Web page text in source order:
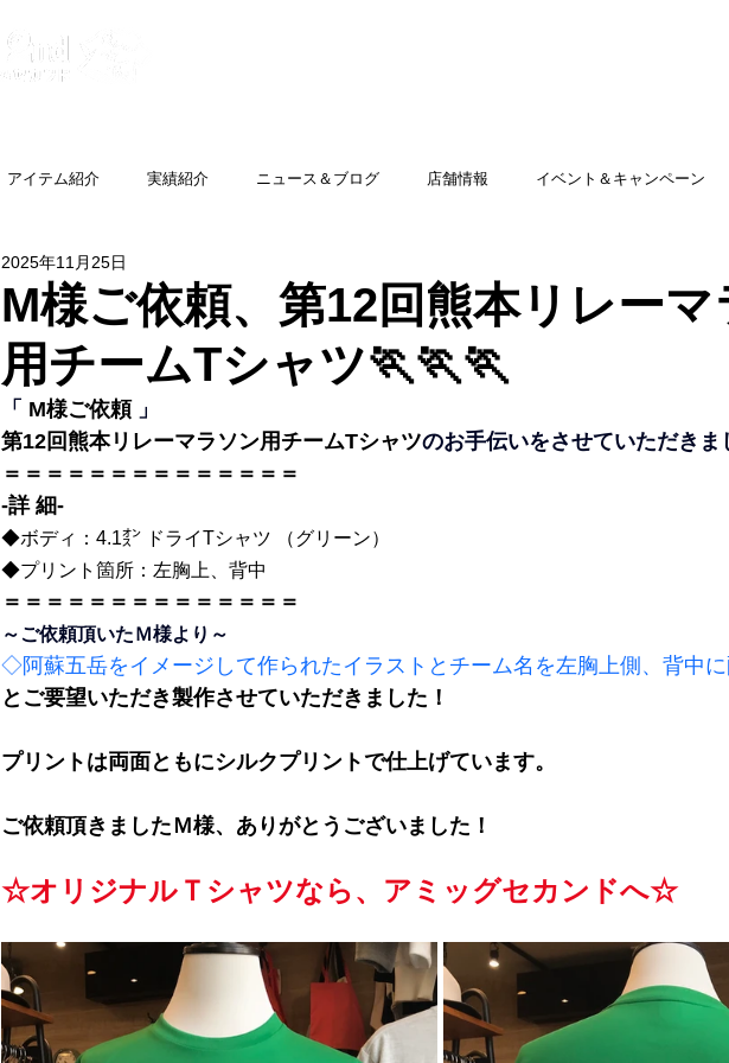
アイテム紹介 実績紹介 ニュース＆ブログ 店舗情報 イベント＆キャンペーン
M様ご依頼、第12回熊本リレー
用チームTシャツ🏃🏃🏃
2025年11月25日
「 M様ご依頼 」
第12回熊本リレーマラソン用チームTシャツのお手伝いをさせていただき
＝＝＝＝＝＝＝＝＝＝＝＝＝＝
-詳 細-
◆ボディ：4.1㌉ ドライTシャツ （グリーン）
◆プリント箇所：左胸上、背中
＝＝＝＝＝＝＝＝＝＝＝＝＝＝
～ご依頼頂いたＭ様より～
◇阿蘇五岳をイメージして作られたイラストとチーム名を左胸上側、背中
とご要望いただき製作させていただきました！
プリントは両面ともにシルクプリントで仕上げています。
ご依頼頂きましたＭ様、ありがとうございました！
☆オリジナルＴシャツなら、アミッグセカンドへ☆